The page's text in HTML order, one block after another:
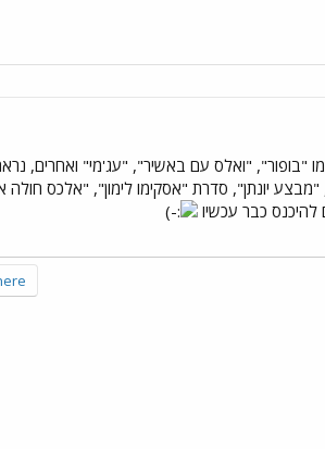
"ואלס עם באשיר", "עג'מי" ואחרים,
יונתן", סדרת "אסקימו לימון", "אלכס
להיכנס כבר עכשיו